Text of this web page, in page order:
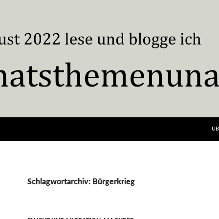
Schlagwortarchiv: Bürgerkrieg